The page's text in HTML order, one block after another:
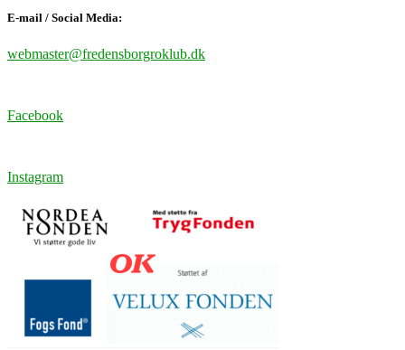
E-mail / Social Media:
webmaster@fredensborgroklub.dk
Facebook
Instagram